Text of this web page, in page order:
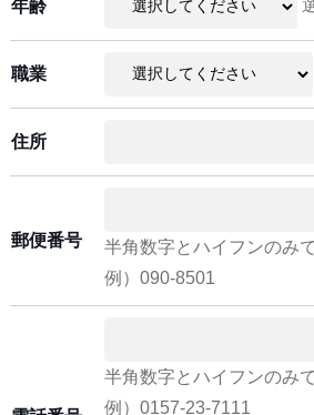
年齢
職業
住所
郵便番号
半角数字とハイフンのみで
例）090-8501
半角数字とハイフンのみで
例）0157-23-7111